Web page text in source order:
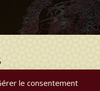
le consentement